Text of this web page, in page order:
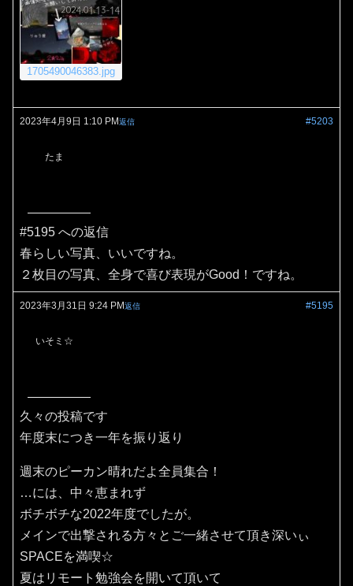
1705490046383.jpg
2023年4月9日 1:10 PM #5203
返信
たま
#5195 への返信
春らしい写真、いいですね。
２枚目の写真、全身で喜び表現がGood！ですね。
2023年3月31日 9:24 PM #5195
返信
いそミ☆
久々の投稿です
年度末につき一年を振り返り
週末のピーカン晴れだよ全員集合！
…には、中々恵まれず
ボチボチな2022年度でしたが。
メインで出撃される方々とご一緒させて頂き深いぃ
SPACEを満喫☆
夏はリモート勉強会を開いて頂いて